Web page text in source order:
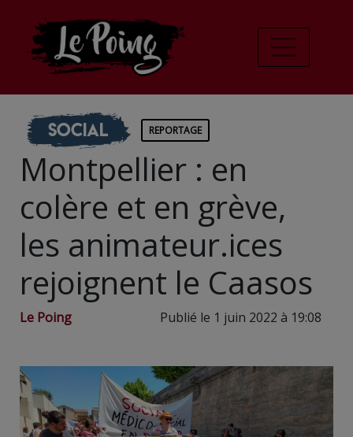
Social REPORTAGE
Montpellier : en
colère et en grève,
les animateur.ices
rejoignent le Caasos
Le Poing Publié le 1 juin 2022 à 19:08